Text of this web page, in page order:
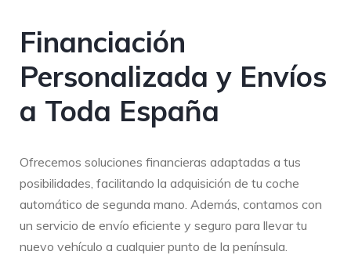
Financiación
Personalizada y Envíos
a Toda España
Ofrecemos soluciones financieras adaptadas a tus
posibilidades, facilitando la adquisición de tu coche
automático de segunda mano. Además, contamos con
un servicio de envío eficiente y seguro para llevar tu
nuevo vehículo a cualquier punto de la península.